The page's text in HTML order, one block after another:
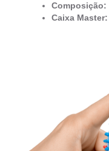
Composição:
Caixa Master: